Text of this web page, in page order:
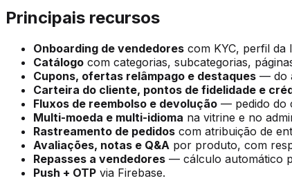
Principais recursos
Onboarding de vendedores com KYC, perfil da
Catálogo com categorias, subcategorias,
Cupons, ofertas relâmpago e destaques — do
Carteira do cliente, pontos de fidelidade e
Fluxos de reembolso e devolução — pedido do
Multi-moeda e multi-idioma na vitrine e no
Rastreamento de pedidos com atribuição de
Avaliações, notas e Q&A por produto, com
Repasses a vendedores — cálculo automático
Push + OTP via Firebase.